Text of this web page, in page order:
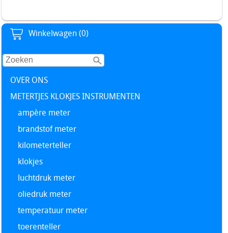
Winkelwagen (0)
OVER ONS
METERTJES KLOKJES INSTRUMENTEN
ampère meter
brandstof meter
kilometerteller
klokjes
luchtdruk meter
oliedruk meter
temperatuur meter
toerenteller